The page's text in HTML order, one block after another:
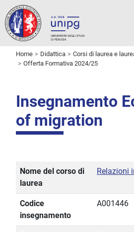
Home Didattica Corsi di laurea e
Offerta Formativa 2024/25
Insegnamento
of migration
Nome del corso di
laurea
Relazioni
Codice
insegnamento
A001446